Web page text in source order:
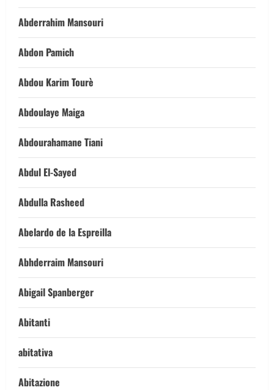
Abderrahim Mansouri
Abdon Pamich
Abdou Karim Tourè
Abdoulaye Maiga
Abdourahamane Tiani
Abdul El-Sayed
Abdulla Rasheed
Abelardo de la Espreilla
Abhderraim Mansouri
Abigail Spanberger
Abitanti
abitativa
Abitazione